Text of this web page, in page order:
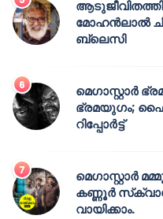
മോഹൻലാൽ
ബ്ലെസി
മെഗാസ്റ്റാർ
ഭ്രമയുഗം;
റിപ്പോർട്ട്
മെഗാസ്റ്റാർ
കണ്ണൂർ
വായിക്കാം.